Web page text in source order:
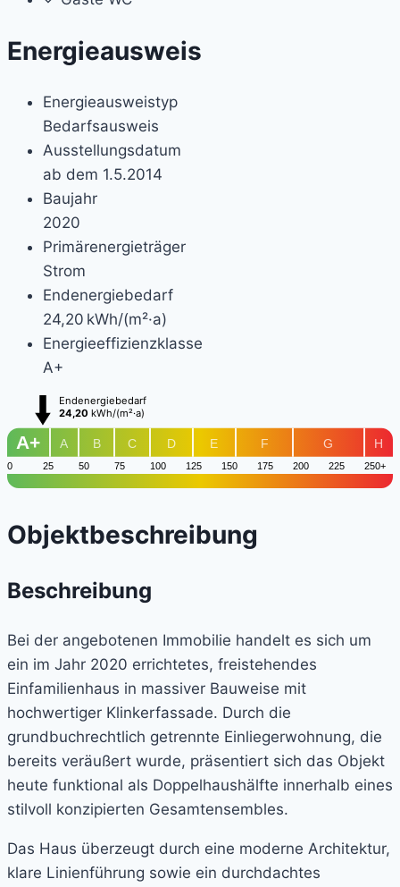
Energieausweis
Energieausweistyp
Bedarfs­ausweis
Ausstellungsdatum
ab dem 1.5.2014
Baujahr
2020
Primärenergieträger
Strom
Endenergie­bedarf
24,20 kWh/(m²·a)
Energie­effizienz­klasse
A+
0 25 50 75 100 125 150 175 200 225 250+
H
G
F
E
D
C
B
A
A+
Endenergiebedarf
24,20 kWh/(m²·a)
Objekt­beschreibung
Beschreibung
Bei der angebotenen Immobilie handelt es sich um
ein im Jahr 2020 errichtetes, freistehendes
Einfamilienhaus in massiver Bauweise mit
hochwertiger Klinkerfassade. Durch die
grundbuchrechtlich getrennte Einliegerwohnung, die
bereits veräußert wurde, präsentiert sich das Objekt
heute funktional als Doppelhaushälfte innerhalb eines
stilvoll konzipierten Gesamtensembles.
Das Haus überzeugt durch eine moderne Architektur,
klare Linienführung sowie ein durchdachtes